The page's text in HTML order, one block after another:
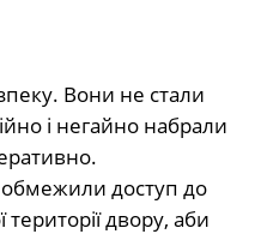
Вони не стали
і негайно набрали
доступ до
двору, аби